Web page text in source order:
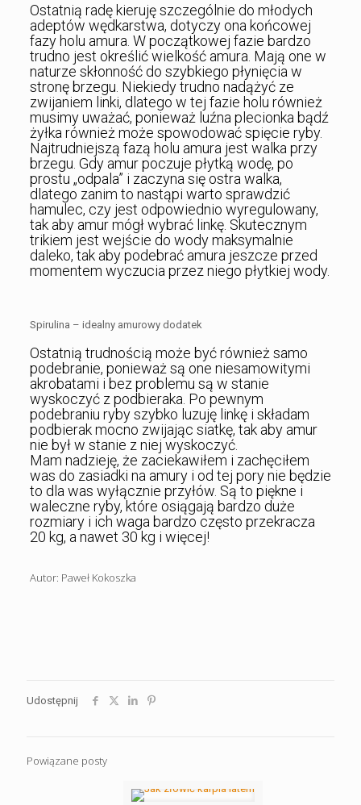
Ostatnią radę kieruję szczególnie do młodych
adeptów wędkarstwa, dotyczy ona końcowej
fazy holu amura. W początkowej fazie bardzo
trudno jest określić wielkość amura. Mają one w
naturze skłonność do szybkiego płynięcia w
stronę brzegu. Niekiedy trudno nadążyć ze
zwijaniem linki, dlatego w tej fazie holu również
musimy uważać, ponieważ luźna plecionka bądź
żyłka również może spowodować spięcie ryby.
Najtrudniejszą fazą holu amura jest walka przy
brzegu. Gdy amur poczuje płytką wodę, po
prostu „odpala” i zaczyna się ostra walka,
dlatego zanim to nastąpi warto sprawdzić
hamulec, czy jest odpowiednio wyregulowany,
tak aby amur mógł wybrać linkę. Skutecznym
trikiem jest wejście do wody maksymalnie
daleko, tak aby podebrać amura jeszcze przed
momentem wyczucia przez niego płytkiej wody.
Spirulina – idealny amurowy dodatek
Ostatnią trudnością może być również samo
podebranie, ponieważ są one niesamowitymi
akrobatami i bez problemu są w stanie
wyskoczyć z podbieraka. Po pewnym
podebraniu ryby szybko luzuję linkę i składam
podbierak mocno zwijając siatkę, tak aby amur
nie był w stanie z niej wyskoczyć.
Mam nadzieję, że zaciekawiłem i zachęciłem
was do zasiadki na amury i od tej pory nie będzie
to dla was wyłącznie przyłów. Są to piękne i
waleczne ryby, które osiągają bardzo duże
rozmiary i ich waga bardzo często przekracza
20 kg, a nawet 30 kg i więcej!
Autor: Paweł Kokoszka
Udostępnij
Powiązane posty